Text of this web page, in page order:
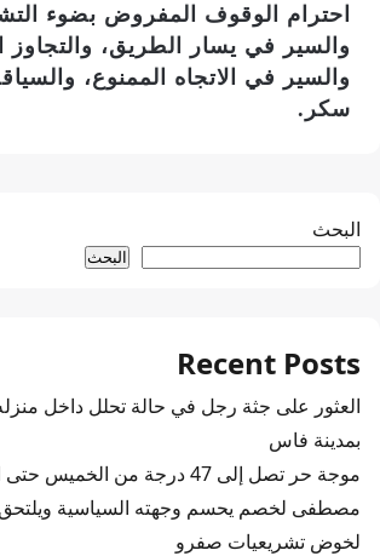
احترام الوقوف المفروض بضوء
والسير في يسار الطريق، والتجاوز
والسير في الاتجاه الممنوع،
سكر.
البحث
البحث
Recent Posts
العثور على جثة رجل في حالة تحلل داخل
بمدينة فاس
موجة حر تصل إلى 47 درجة من الخميس حتى السبت
مصطفى لخصم يحسم وجهته السياسية ويلتحق
لخوض تشريعيات صفرو